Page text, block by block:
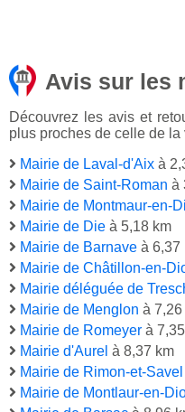
Avis sur les
Découvrez les avis et
plus proches de celle de
Mairie de Laval-d'Aix à
Mairie de Saint-Roman à
Mairie de Montmaur-en-
Mairie de Die à 5,18 km
Mairie de Barnave à 6,37
Mairie de Châtillon-en-
Mairie déléguée de
Mairie de Menglon à 7,26
Mairie de Romeyer à
Mairie d'Aurel à 8,37 km
Mairie de Rimon-et-Savel
Mairie de Montlaur-en-